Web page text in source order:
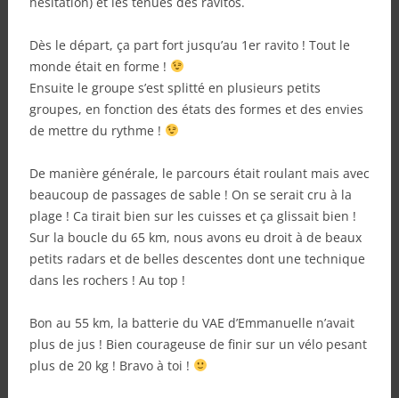
Dès le départ, ça part fort jusqu’au 1er ravito ! Tout le
monde était en forme !
Ensuite le groupe s’est splitté en plusieurs petits
groupes, en fonction des états des formes et des envies
de mettre du rythme !
De manière générale, le parcours était roulant mais avec
beaucoup de passages de sable ! On se serait cru à la
plage ! Ca tirait bien sur les cuisses et ça glissait bien !
Sur la boucle du 65 km, nous avons eu droit à de beaux
petits radars et de belles descentes dont une technique
dans les rochers ! Au top !
Bon au 55 km, la batterie du VAE d’Emmanuelle n’avait
plus de jus ! Bien courageuse de finir sur un vélo pesant
plus de 20 kg ! Bravo à toi !